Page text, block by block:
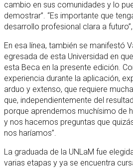
cambio en sus comunidades y lo
demostrar”. “Es importante que
desarrollo profesional clara a
En esa línea, también se manifestó
egresada de esta Universidad en
esta Beca en la presente edición.
experiencia durante la aplicación,
arduo y extenso, que requiere
que, independientemente del
porque aprendemos muchísimo de
y nos hacemos preguntas que
nos haríamos”.
La graduada de la UNLaM fue
varias etapas y ya se encuentra